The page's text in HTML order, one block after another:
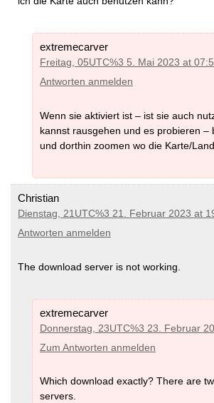
extremecarver
Freitag, 05UTC%3 5. Mai 2023 at
Antworten anmelden
Wenn sie aktiviert ist – ist sie auch
kannst rausgehen und es probieren –
und dorthin zoomen wo die Karte/Land
Christian
Dienstag, 21UTC%3 21. Februar 2023 at
Antworten anmelden
The download server is not working.
extremecarver
Donnerstag, 23UTC%3 23. Februar
Zum Antworten anmelden
Which download exactly? There are
servers.